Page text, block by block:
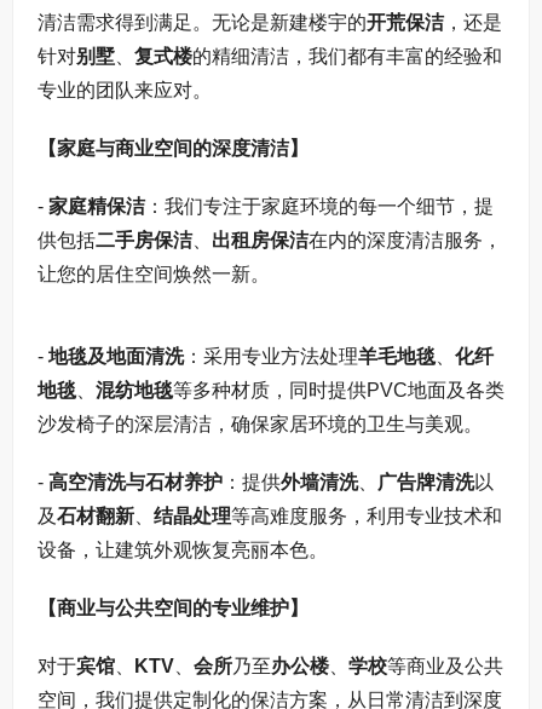
清洁需求得到满足。无论是新建楼宇的开荒保洁，还是
针对别墅 复式楼的精细清洁，我们都有丰富的经验和
专业的团队来应对。
【家庭与商业空间的深度清洁】
- 家庭精保洁：我们专注于家庭环境的每一个细节，提
供包括二手房保洁、 出租房保洁在内的深度清洁服务，
让您的居住空间焕然一新。
- 地毯及地面清洗：采用专业方法处理羊毛地毯
化纤
地毯
混纺地毯等多种材质，同时提供PVC地面及各类
沙发椅子的深层清洁，确保家居环境的卫生与美观。
- 高空清洗与石材养护 ：提供外墙清洗、 广告牌清洗以
及石材翻新 结晶处理等高难度服务，利用专业技术和
设备，让建筑外观恢复亮丽本色。
【商业与公共空间的专业维护】
对于宾馆 KTV 会所乃至办公楼、 学校等商业及公共
空间，我们提供定制化的保洁方案，从日常清洁到深度